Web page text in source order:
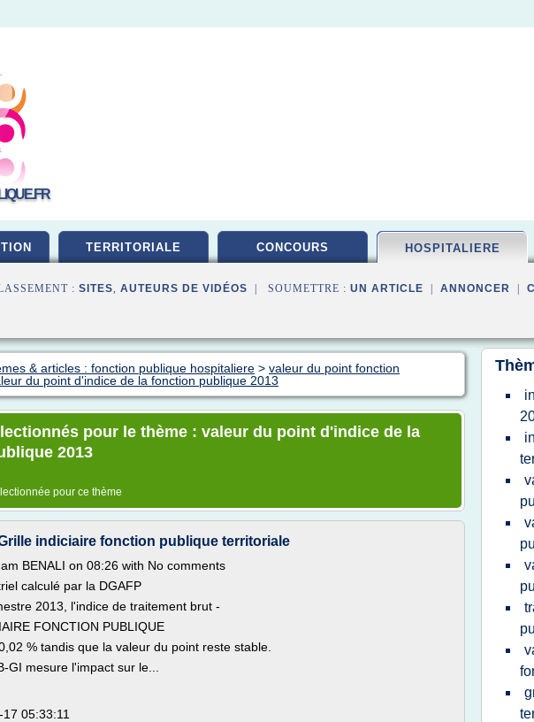
TERRITORIALE CONCOURS HOSPITALIERE
: SITES, AUTEURS DE VIDÉOS | SOUMETTRE : UN ARTICLE ANNONCER
& articles : fonction publique hospitaliere > valeur du point fonction
du point d'indice de la fonction publique 2013
pour le thème : valeur du point d'indice de la
2013
pour ce thème
indiciaire fonction publique territoriale
BENALI on 08:26 with No comments
calculé par la DGAFP
2013, l'indice de traitement brut -
FONCTION PUBLIQUE
% tandis que la valeur du point reste stable.
GI mesure l'impact sur le...
05:33:11